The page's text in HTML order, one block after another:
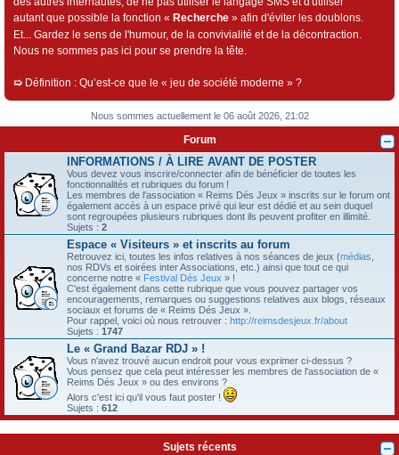
autant que possible la fonction « Recherche » afin d'éviter les doublons.
Et... Gardez le sens de l'humour, de la convivialité et de la décontraction.
Nous ne sommes pas ici pour se prendre la tête.
➯ Définition : Qu’est-ce que le « jeu de société moderne » ?
Nous sommes actuellement le 06 août 2026, 21:02
Forum
INFORMATIONS / À LIRE AVANT DE POSTER
Vous devez vous inscrire/connecter afin de bénéficier de toutes les
fonctionnalités et rubriques du forum !
Les membres de l'association « Reims Dés Jeux » inscrits sur le forum ont
également accès à un espace privé qui leur est dédié et au sein duquel
sont regroupées plusieurs rubriques dont ils peuvent profiter en illimité.
Sujets : 2
Espace « Visiteurs » et inscrits au forum
Retrouvez ici, toutes les infos relatives à nos séances de jeux (médias
nos RDVs et soirées inter Associations, etc.) ainsi que tout ce qui
concerne notre « Festival Dés Jeux » !
C'est également dans cette rubrique que vous pouvez partager vos
encouragements, remarques ou suggestions relatives aux blogs, réseaux
sociaux et forums de « Reims Dés Jeux ».
Pour rappel, voici où nous retrouver : http://reimsdesjeux.fr/about
Sujets : 1747
Le « Grand Bazar RDJ » !
Vous n'avez trouvé aucun endroit pour vous exprimer ci-dessus ?
Vous pensez que cela peut intéresser les membres de l'association de «
Reims Dés Jeux » ou des environs ?
Alors c'est ici qu'il vous faut poster !
Sujets : 612
Sujets récents